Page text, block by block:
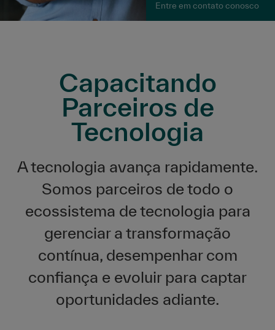
Entre em contato conosco
Capacitando
Parceiros de
Tecnologia
A tecnologia avança rapidamente.
Somos parceiros de todo o
ecossistema de tecnologia para
gerenciar a transformação
contínua, desempenhar com
confiança e evoluir para captar
oportunidades adiante.